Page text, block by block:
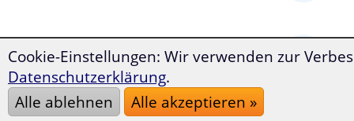
Cookie-Einstellungen: Wir verwenden zur
Datenschutzerklärung.
Alle ablehnen
Alle akzeptieren »